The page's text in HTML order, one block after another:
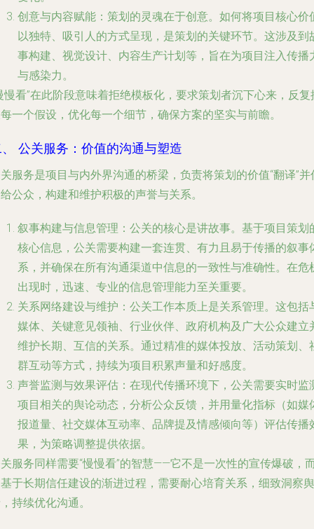
创意与内容赋能 ：策划的灵魂在于创意。如何将项目核心价
以独特、吸引人的方式呈现，是策划的关键环节。这涉及到
事构建、视觉设计、内容生产计划等，旨在为项目注入传播
与感染力。
慢看”在此阶段意味着拒绝模板化，要求策划者沉下心来，反复
一个假设，优化每一个细节，确保方案的坚实与前瞻。
公关服务：价值的沟通与塑造
服务是项目与内外界沟通的桥梁，负责将策划的价值“翻译”并
公众，构建和维护积极的声誉与关系。
叙事构建与信息管理 ：公关的核心是讲故事。基于项目策划
核心信息，公关需要构建一套连贯、有力且易于传播的叙事
系，并确保在所有沟通渠道中信息的一致性与准确性。在危
出现时，迅速、专业的信息管理能力至关重要。
关系网络建设与维护 ：公关工作本质上是关系管理。这包括
媒体、关键意见领袖、行业伙伴、政府机构及广大公众建立
维护长期、互信的关系。通过精准的媒体投放、活动策划、
群互动等方式，持续为项目积累声量和好感度。
声誉监测与效果评估 ：在现代传播环境下，公关需要实时监
项目相关的舆论动态，分析公众反馈，并用量化指标（如媒
报道量、社交媒体互动率、品牌提及情感倾向等）评估传播
果，为策略调整提供依据。
服务同样需要“慢慢看”的智慧——它不是一次性的宣传爆破，
于长期信任建设的渐进过程，需要耐心培育关系，细致洞察舆
持续优化沟通。